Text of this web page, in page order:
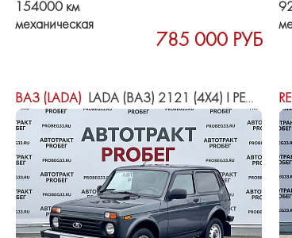
154000 км
механическая
785 000 РУБ
ВАЗ (LADA) LADA (ВАЗ) 2121 (4X4) I РЕСТАЙЛИНГ (2020)